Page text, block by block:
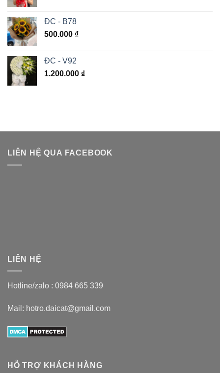
ĐC - B78
500.000 ₫
ĐC - V92
1.200.000 ₫
LIÊN HỆ QUA FACEBOOK
LIÊN HỆ
Hotline/zalo : 0984 665 339
Mail: hotro.daicat@gmail.com
HỖ TRỢ KHÁCH HÀNG